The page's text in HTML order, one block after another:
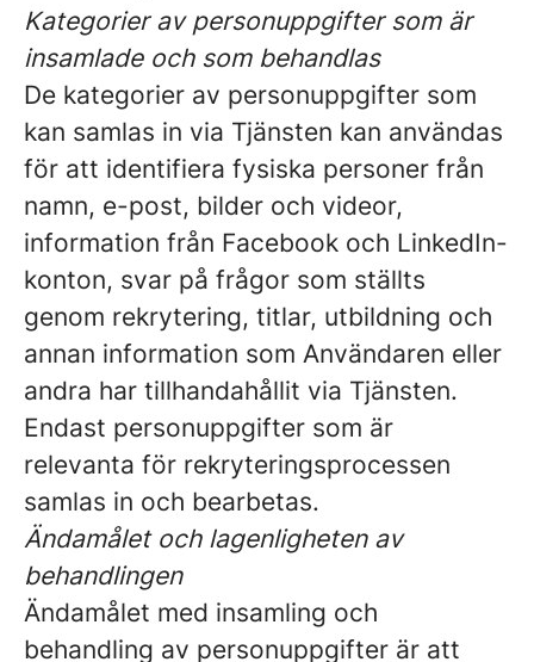
Kategorier av personuppgifter som är
insamlade och som behandlas
De kategorier av personuppgifter som
kan samlas in via Tjänsten kan användas
för att identifiera fysiska personer från
namn, e-post, bilder och videor,
information från Facebook och LinkedIn-
konton, svar på frågor som ställts
genom rekrytering, titlar, utbildning och
annan information som Användaren eller
andra har tillhandahållit via Tjänsten.
Endast personuppgifter som är
relevanta för rekryteringsprocessen
samlas in och bearbetas.
Ändamålet och lagenligheten av
behandlingen
Ändamålet med insamling och
behandling av personuppgifter är att